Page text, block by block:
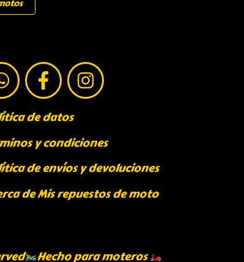
de datos
y condiciones
de envíos y devoluciones
de Mis repuestos de moto
Hecho para moteros